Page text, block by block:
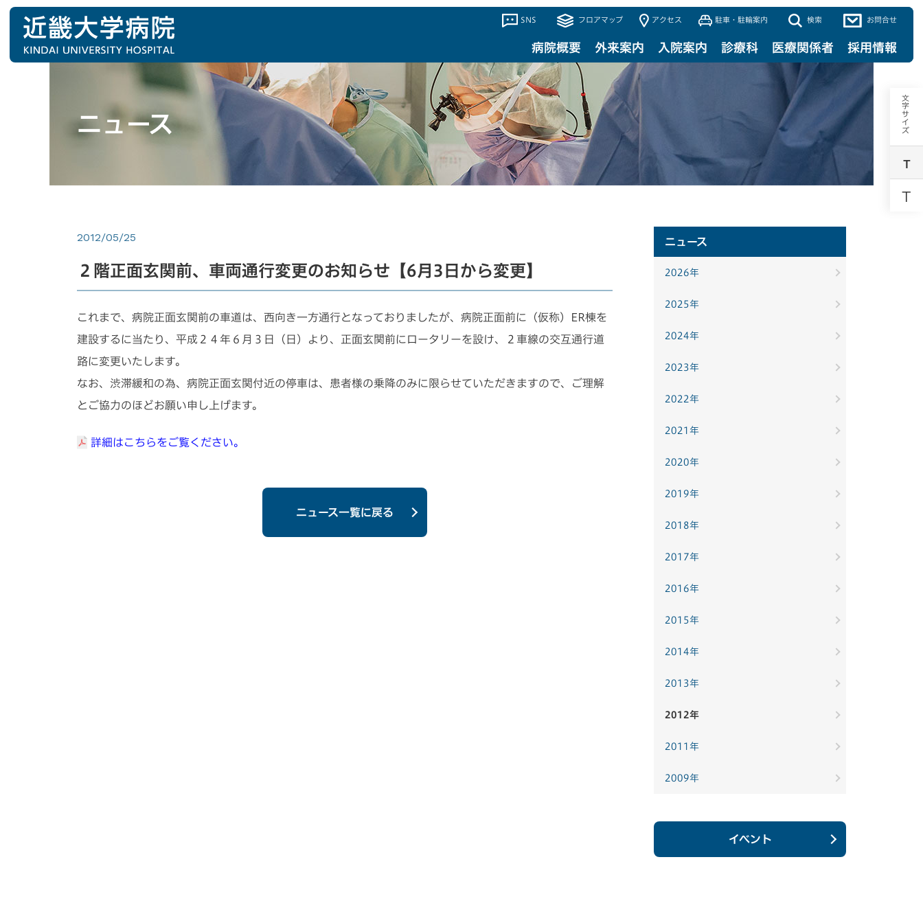
文字サイズ
T
T
病院概要 外来案内 入院案内 診療科 医療関係者 採用情報
SNS フロアマップ アクセス 駐車・駐輪案内 検索 お問合せ
ニュース
2012/05/25
２階正面玄関前、車両通行変更のお知らせ【6月3日から変更】
これまで、病院正面玄関前の車道は、西向き一方通行となっておりましたが、病院正面前に（仮称）ER棟を
建設するに当たり、平成２４年６月３日（日）より、正面玄関前にロータリーを設け、２車線の交互通行道
路に変更いたします。
なお、渋滞緩和の為、病院正面玄関付近の停車は、患者様の乗降のみに限らせていただきますので、ご理解
とご協力のほどお願い申し上げます。
詳細はこちらをご覧ください。
ニュース一覧に戻る
ニュース
2026年
2025年
2024年
2023年
2022年
2021年
2020年
2019年
2018年
2017年
2016年
2015年
2014年
2013年
2012年
2011年
2009年
イベント